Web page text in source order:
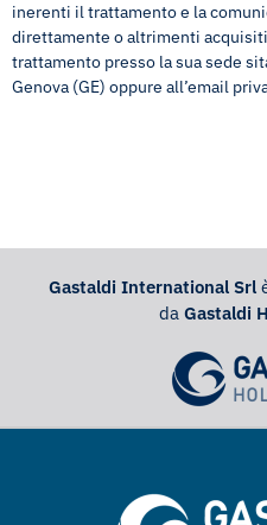
inerenti il trattamento e la
direttamente o altrimenti
trattamento presso la sua sede
Genova (GE) oppure all’email
Gastaldi International Srl
da Gastaldi